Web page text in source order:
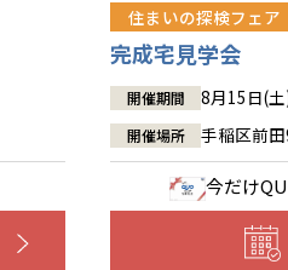
住まいの探検フェア
完成宅見学会
開催期間 8月15日(土
開催場所 手稲区前
今だけ